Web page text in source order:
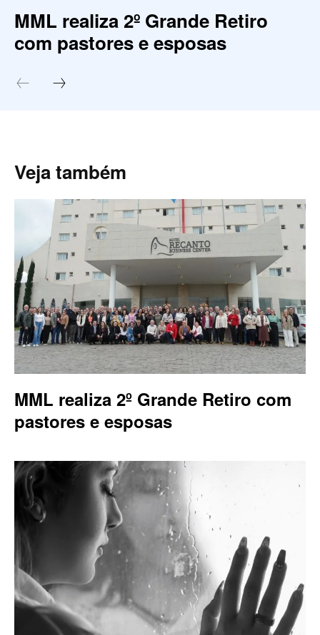
MML realiza 2º Grande Retiro
com pastores e esposas
Veja também
MML realiza 2º Grande Retiro com
pastores e esposas